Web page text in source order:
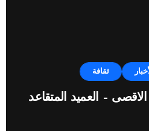
ثقافة
– العميد المتقاعد